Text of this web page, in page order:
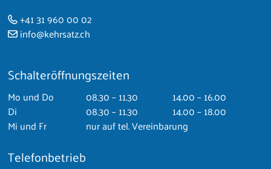
+41 31 960 00 02
info@kehrsatz.ch
Schalteröffnungszeiten
Mo und Do 08.30 – 11.30
14.00 – 16.00
Di
08.30 – 11.30
14.00 – 18.00
Mi und Fr nur auf tel. Vereinbarung
Telefonbetrieb